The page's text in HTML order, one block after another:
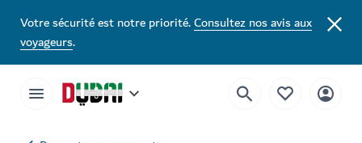
Votre sécurité est notre priorité.Consultez nos avis aux
voyageurs.